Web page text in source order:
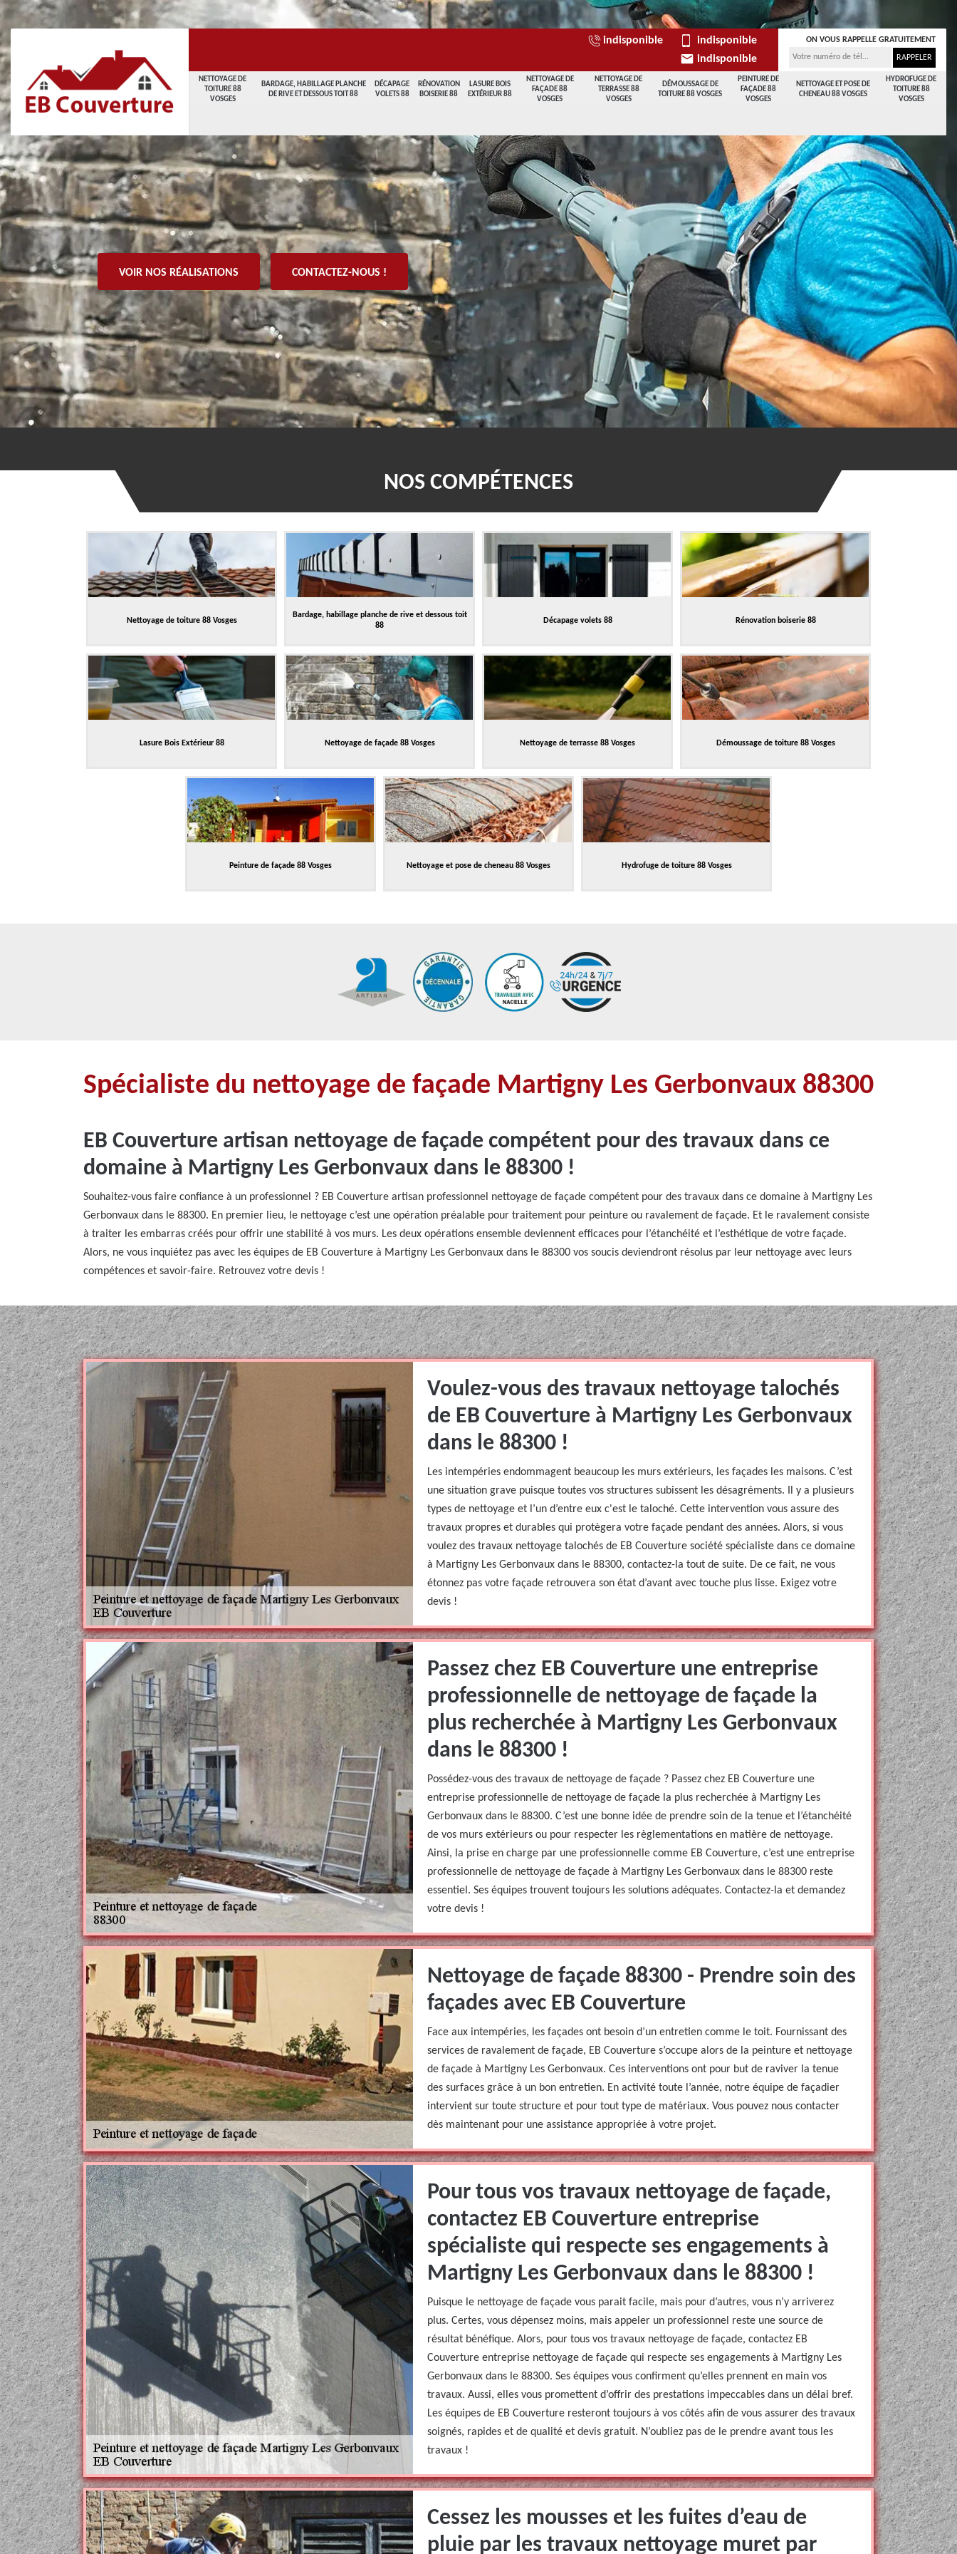
NETTOYAGE DE
TOITURE 88
VOSGES
BARDAGE, HABILLAGE PLANCHE
DE RIVE ET DESSOUS TOIT 88
DÉCAPAGE
VOLETS 88
RÉNOVATION
BOISERIE 88
LASURE BOIS
EXTÉRIEUR 88
NETTOYAGE DE
FAÇADE 88
VOSGES
NETTOYAGE DE
TERRASSE 88
VOSGES
DÉMOUSSAGE DE
TOITURE 88 VOSGES
PEINTURE DE
FAÇADE 88
VOSGES
NETTOYAGE ET POSE DE
CHENEAU 88 VOSGES
HYDROFUGE DE
TOITURE 88
VOSGES
indisponible
indisponible
indisponible
ON VOUS RAPPELLE GRATUITEMENT
VOIR NOS RÉALISATIONS CONTACTEZ-NOUS !
NOS COMPÉTENCES
Nettoyage de toiture 88 Vosges
Bardage, habillage planche de rive et dessous toit
88
Décapage volets 88 Rénovation boiserie 88
Lasure Bois Extérieur 88 Nettoyage de façade 88 Vosges Nettoyage de terrasse 88 Vosges Démoussage de toiture 88 Vosges
Peinture de façade 88 Vosges Nettoyage et pose de cheneau 88 Vosges Hydrofuge de toiture 88 Vosges
Spécialiste du nettoyage de façade Martigny Les Gerbonvaux 88300
EB Couverture artisan nettoyage de façade compétent pour des travaux dans ce
domaine à Martigny Les Gerbonvaux dans le 88300 !
Souhaitez-vous faire confiance à un professionnel ? EB Couverture artisan professionnel nettoyage de façade compétent pour des travaux dans ce domaine à Martigny Les
Gerbonvaux dans le 88300. En premier lieu, le nettoyage c’est une opération préalable pour traitement pour peinture ou ravalement de façade. Et le ravalement consiste
à traiter les embarras créés pour offrir une stabilité à vos murs. Les deux opérations ensemble deviennent efficaces pour l’étanchéité et l’esthétique de votre façade.
Alors, ne vous inquiétez pas avec les équipes de EB Couverture à Martigny Les Gerbonvaux dans le 88300 vos soucis deviendront résolus par leur nettoyage avec leurs
compétences et savoir-faire. Retrouvez votre devis !
Voulez-vous des travaux nettoyage talochés
de EB Couverture à Martigny Les Gerbonvaux
dans le 88300 !
Les intempéries endommagent beaucoup les murs extérieurs, les façades les maisons. C’est
une situation grave puisque toutes vos structures subissent les désagréments. Il y a plusieurs
types de nettoyage et l’un d’entre eux c'est le taloché. Cette intervention vous assure des
travaux propres et durables qui protègera votre façade pendant des années. Alors, si vous
voulez des travaux nettoyage talochés de EB Couverture société spécialiste dans ce domaine
à Martigny Les Gerbonvaux dans le 88300, contactez-la tout de suite. De ce fait, ne vous
étonnez pas votre façade retrouvera son état d’avant avec touche plus lisse. Exigez votre
devis !
Passez chez EB Couverture une entreprise
professionnelle de nettoyage de façade la
plus recherchée à Martigny Les Gerbonvaux
dans le 88300 !
Possédez-vous des travaux de nettoyage de façade ? Passez chez EB Couverture une
entreprise professionnelle de nettoyage de façade la plus recherchée à Martigny Les
Gerbonvaux dans le 88300. C’est une bonne idée de prendre soin de la tenue et l’étanchéité
de vos murs extérieurs ou pour respecter les règlementations en matière de nettoyage.
Ainsi, la prise en charge par une professionnelle comme EB Couverture, c’est une entreprise
professionnelle de nettoyage de façade à Martigny Les Gerbonvaux dans le 88300 reste
essentiel. Ses équipes trouvent toujours les solutions adéquates. Contactez-la et demandez
votre devis !
Nettoyage de façade 88300 - Prendre soin des
façades avec EB Couverture
Face aux intempéries, les façades ont besoin d’un entretien comme le toit. Fournissant des
services de ravalement de façade, EB Couverture s’occupe alors de la peinture et nettoyage
de façade à Martigny Les Gerbonvaux. Ces interventions ont pour but de raviver la tenue
des surfaces grâce à un bon entretien. En activité toute l’année, notre équipe de façadier
intervient sur toute structure et pour tout type de matériaux. Vous pouvez nous contacter
dès maintenant pour une assistance appropriée à votre projet.
Pour tous vos travaux nettoyage de façade,
contactez EB Couverture entreprise
spécialiste qui respecte ses engagements à
Martigny Les Gerbonvaux dans le 88300 !
Puisque le nettoyage de façade vous parait facile, mais pour d’autres, vous n’y arriverez
plus. Certes, vous dépensez moins, mais appeler un professionnel reste une source de
résultat bénéfique. Alors, pour tous vos travaux nettoyage de façade, contactez EB
Couverture entreprise nettoyage de façade qui respecte ses engagements à Martigny Les
Gerbonvaux dans le 88300. Ses équipes vous confirment qu’elles prennent en main vos
travaux. Aussi, elles vous promettent d’offrir des prestations impeccables dans un délai bref.
Les équipes de EB Couverture resteront toujours à vos côtés afin de vous assurer des travaux
soignés, rapides et de qualité et devis gratuit. N’oubliez pas de le prendre avant tous les
travaux !
Cessez les mousses et les fuites d’eau de
pluie par les travaux nettoyage muret par